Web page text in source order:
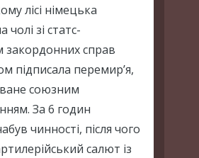
лісі німецька
чолі зі статс-
закордонних справ
підписала перемир’я,
союзним
За 6 годин
чинності, після чого
салют із